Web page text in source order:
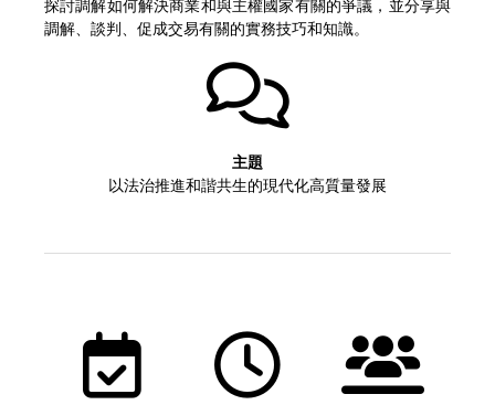
探討調解如何解決商業和與主權國家有關的爭議，並分享與
調解、談判、促成交易有關的實務技巧和知識。
主題
以法治推進和諧共生的現代化高質量發展